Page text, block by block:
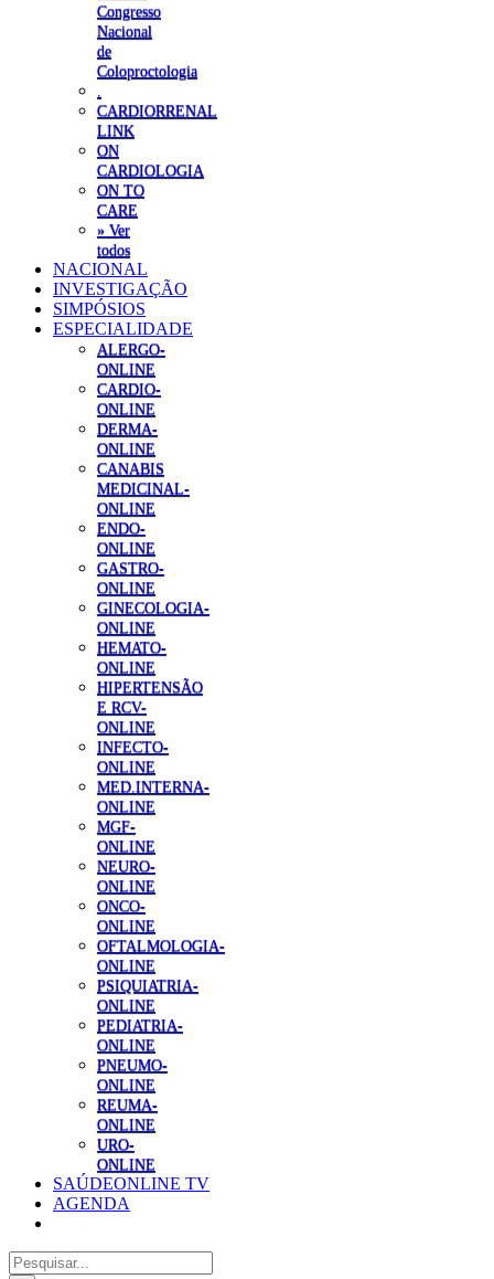
Congresso
Nacional
de
Coloproctologia
CARDIORRENAL
LINK
ON
CARDIOLOGIA
ON TO
CARE
» Ver
todos
NACIONAL
INVESTIGAÇÃO
SIMPÓSIOS
ESPECIALIDADE
ALERGO-
ONLINE
CARDIO-
ONLINE
DERMA-
ONLINE
CANABIS
MEDICINAL-
ONLINE
ENDO-
ONLINE
GASTRO-
ONLINE
GINECOLOGIA-
ONLINE
HEMATO-
ONLINE
HIPERTENSÃO
E RCV-
ONLINE
INFECTO-
ONLINE
MED.INTERNA-
ONLINE
MGF-
ONLINE
NEURO-
ONLINE
ONCO-
ONLINE
OFTALMOLOGIA-
ONLINE
PSIQUIATRIA-
ONLINE
PEDIATRIA-
ONLINE
PNEUMO-
ONLINE
REUMA-
ONLINE
URO-
ONLINE
SAÚDEONLINE TV
AGENDA
Pesquisar